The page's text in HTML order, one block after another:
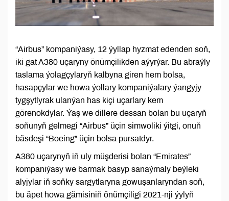
“Airbus” kompaniýasy, 12 ýyllap hyzmat edenden soň,
iki gat A380 uçaryny önümçilikden aýyrýar. Bu abraýly
taslama ýolagçylaryň kalbyna giren hem bolsa,
hasapçylar we howa ýollary kompaniýalary ýangyjy
tygşytlyrak ulanýan has kiçi uçarlary kem
görenokdylar. Ýaş we dillere dessan bolan bu uçaryň
soňunyň gelmegi “Airbus” üçin simwoliki ýitgi, onuň
bäsdeşi “Boeing” üçin bolsa pursatdyr.
A380 uçarynyň iň uly müşderisi bolan “Emirates”
kompaniýasy we barmak basyp sanaýmaly beýleki
alyjylar iň soňky sargytlaryna gowuşanlaryndan soň,
bu äpet howa gämisiniň önümçiligi 2021-nji ýylyň